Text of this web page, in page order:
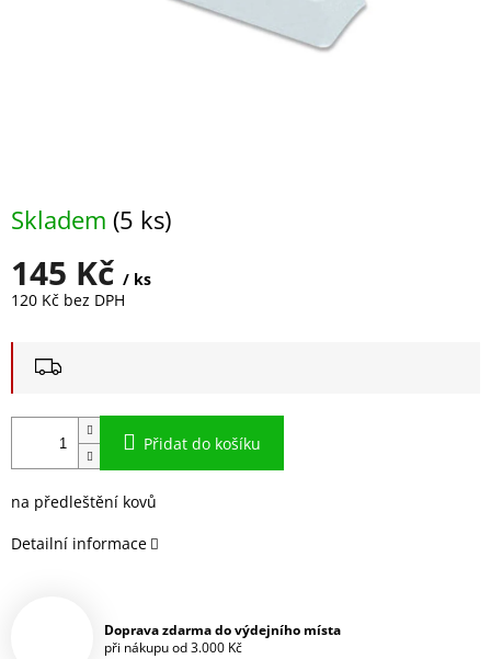
145 Kč / ks
120 Kč bez DPH
Skladem (5 ks)
Přidat do košíku
na předleštění kovů
Detailní informace
Doprava zdarma do výdejního místa
při nákupu od 3.000 Kč